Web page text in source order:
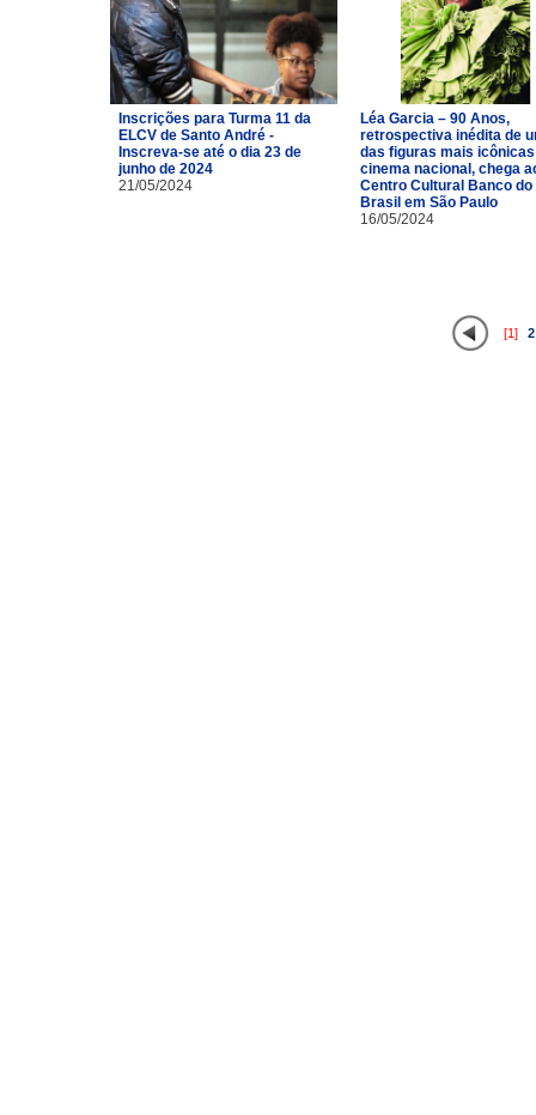
Inscrições para Turma 11 da
ELCV de Santo André -
Inscreva-se até o dia 23 de
junho de 2024
21/05/2024
Léa Garcia – 90 Anos,
retrospectiva inédita de
das figuras mais
cinema nacional, chega
Centro Cultural Banco do
Brasil em São Paulo
16/05/2024
[1] 2